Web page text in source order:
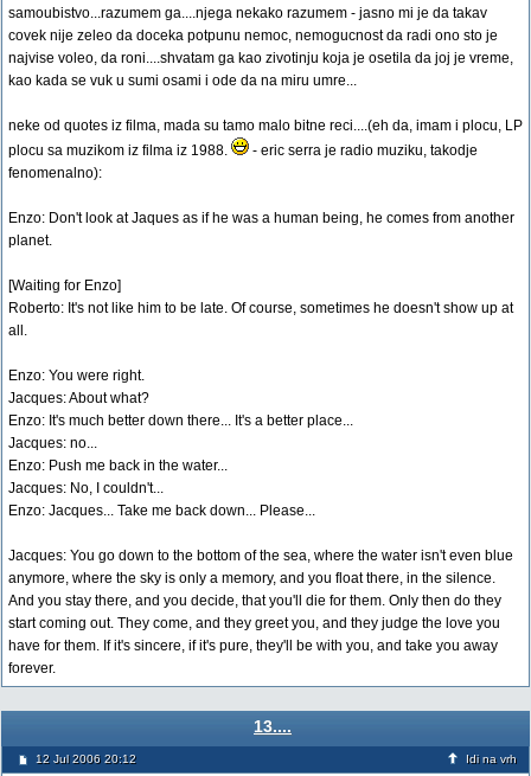
samoubistvo...razumem ga....njega nekako razumem - jasno mi je da takav
covek nije zeleo da doceka potpunu nemoc, nemogucnost da radi ono sto je
najvise voleo, da roni....shvatam ga kao zivotinju koja je osetila da joj je vreme,
kao kada se vuk u sumi osami i ode da na miru umre...
neke od quotes iz filma, mada su tamo malo bitne reci....(eh da, imam i plocu, LP
plocu sa muzikom iz filma iz 1988.
- eric serra je radio muziku, takodje
fenomenalno):
Enzo: Don't look at Jaques as if he was a human being, he comes from another
planet.
[Waiting for Enzo]
Roberto: It's not like him to be late. Of course, sometimes he doesn't show up at
all.
Enzo: You were right.
Jacques: About what?
Enzo: It's much better down there... It's a better place...
Jacques: no...
Enzo: Push me back in the water...
Jacques: No, I couldn't...
Enzo: Jacques... Take me back down... Please...
Jacques: You go down to the bottom of the sea, where the water isn't even blue
anymore, where the sky is only a memory, and you float there, in the silence.
And you stay there, and you decide, that you'll die for them. Only then do they
start coming out. They come, and they greet you, and they judge the love you
have for them. If it's sincere, if it's pure, they'll be with you, and take you away
forever.
13....
12 Jul 2006 20:12 Idi na vrh